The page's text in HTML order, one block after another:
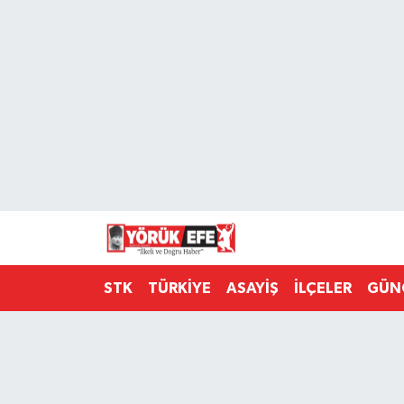
STK TÜRKİYE ASAYİŞ İLÇELER
Süper Lig Puan Durumu ve Fikstür
Tüm Manşetler